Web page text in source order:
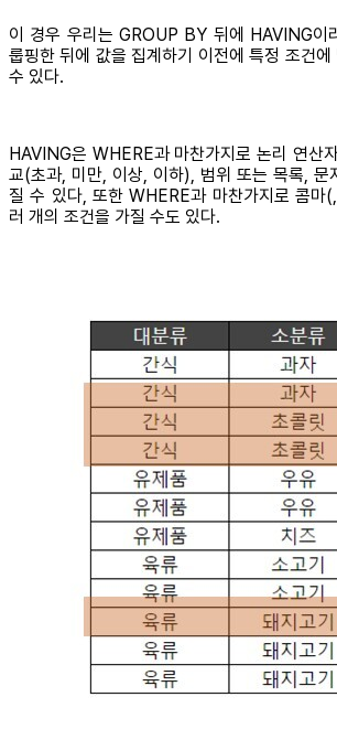
이 경우 우리는 GROUP BY 뒤에 HAVING이
룹핑한 뒤에 값을 집계하기 이전에 특정 조건에
수 있다.
HAVING은 WHERE과 마찬가지로 논리 연산
교(초과, 미만, 이상, 이하), 범위 또는 목록, 문
질 수 있다, 또한 WHERE과 마찬가지로 콤마
러 개의 조건을 가질 수도 있다.